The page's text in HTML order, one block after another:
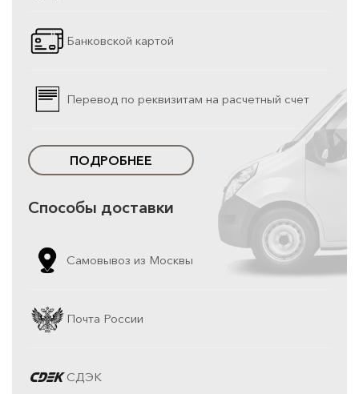
Банковской картой
Перевод по реквизитам на расчетный счет
ПОДРОБНЕЕ
Способы доставки
Самовывоз из Москвы
Почта России
СДЭК